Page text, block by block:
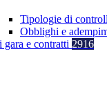
Tipologie di
Obblighi e
gara e contratti 2916